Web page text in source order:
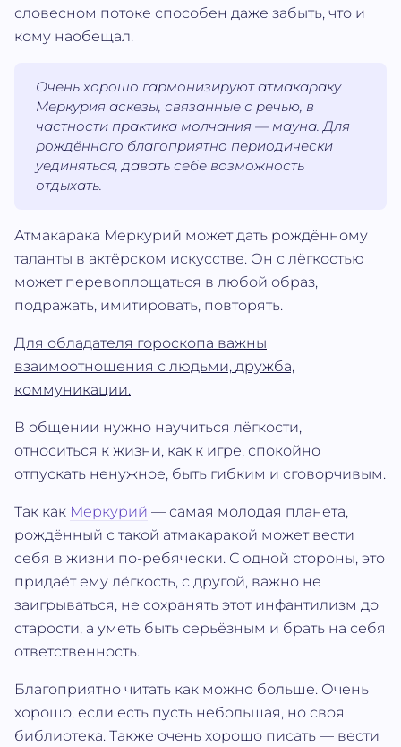
словесном потоке способен даже забыть, что и
кому наобещал.
Очень хорошо гармонизируют атмакараку
Меркурия аскезы, связанные с речью, в
частности практика молчания — мауна. Для
рождённого благоприятно периодически
уединяться, давать себе возможность
отдыхать.
Атмакарака Меркурий может дать рождённому
таланты в актёрском искусстве. Он с лёгкостью
может перевоплощаться в любой образ,
подражать, имитировать, повторять.
Для обладателя гороскопа важны
взаимоотношения с людьми, дружба,
коммуникации.
В общении нужно научиться лёгкости,
относиться к жизни, как к игре, спокойно
отпускать ненужное, быть гибким и сговорчивым.
Так как Меркурий — самая молодая планета,
рождённый с такой атмакаракой может вести
себя в жизни по-ребячески. С одной стороны, это
придаёт ему лёгкость, с другой, важно не
заигрываться, не сохранять этот инфантилизм до
старости, а уметь быть серьёзным и брать на себя
ответственность.
Благоприятно читать как можно больше. Очень
хорошо, если есть пусть небольшая, но своя
библиотека. Также очень хорошо писать — вести